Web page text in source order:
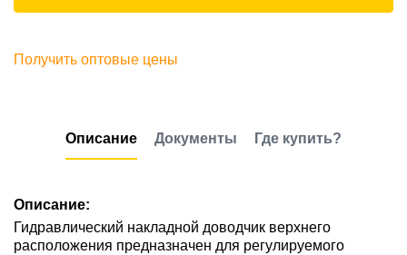
Получить оптовые цены
Описание Документы Где купить?
Описание:
Гидравлический накладной доводчик верхнего
расположения предназначен для регулируемого